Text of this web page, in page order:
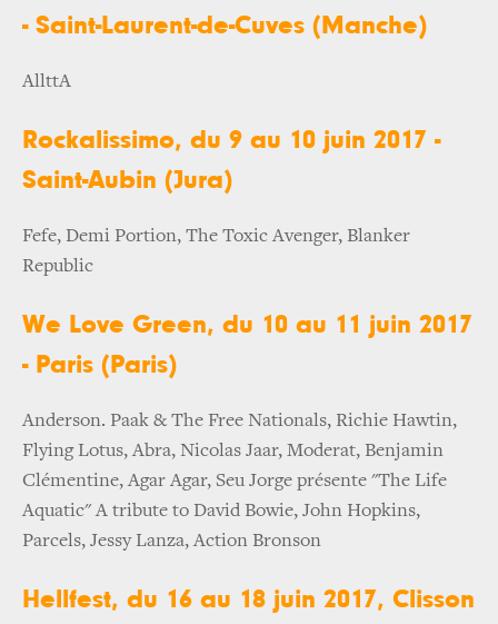
- Saint-Laurent-de-Cuves (Manche)
AllttA
Rockalissimo, du 9 au 10 juin 2017 -
Saint-Aubin (Jura)
Fefe, Demi Portion, The Toxic Avenger, Blanker
Republic
We Love Green, du 10 au 11 juin 2017
- Paris (Paris)
Anderson. Paak & The Free Nationals, Richie Hawtin,
Flying Lotus, Abra, Nicolas Jaar, Moderat, Benjamin
Clémentine, Agar Agar, Seu Jorge présente "The Life
Aquatic" A tribute to David Bowie, John Hopkins,
Parcels, Jessy Lanza, Action Bronson
Hellfest, du 16 au 18 juin 2017, Clisson